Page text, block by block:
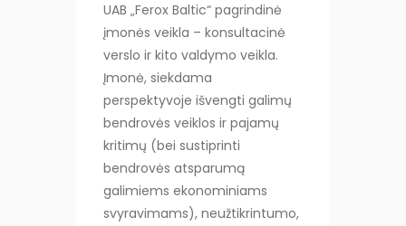
UAB „Ferox Baltic“ pagrindinė
įmonės veikla – konsultacinė
verslo ir kito valdymo veikla.
Įmonė, siekdama
perspektyvoje išvengti galimų
bendrovės veiklos ir pajamų
kritimų (bei sustiprinti
bendrovės atsparumą
galimiems ekonominiams
svyravimams), neužtikrintumo,